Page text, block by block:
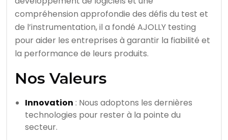
compréhension approfondie des défis du test et
de l’instrumentation, il a fondé AJOLLY testing
pour aider les entreprises à garantir la fiabilité et
la performance de leurs produits.
Nos Valeurs
Innovation : Nous adoptons les dernières
technologies pour rester à la pointe du
secteur.